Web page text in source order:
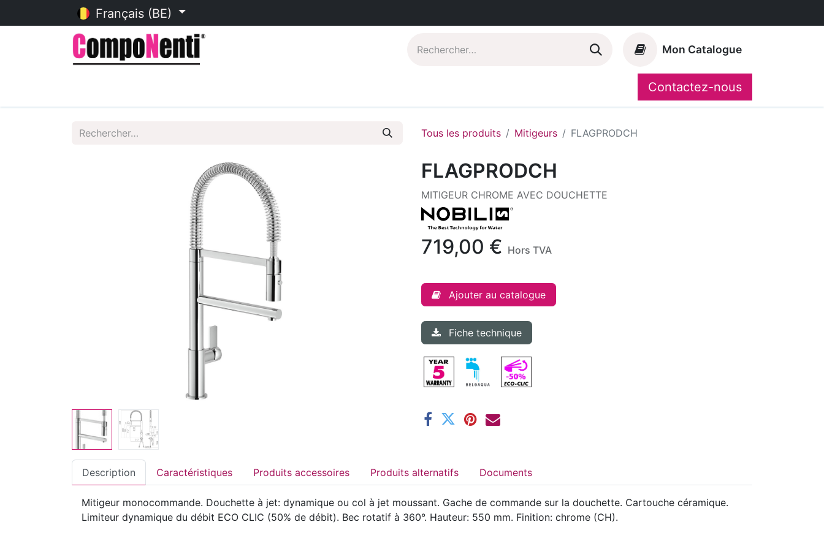
Français (BE)
Mon Catalogue
CompoShop
Contactez-nous
Tous les produits Mitigeurs FLAGPRODCH
FLAGPRODCH
MITIGEUR CHROME AVEC DOUCHETTE
719,00 € Hors TVA
Ajouter au catalogue
Fiche technique
Description Caractéristiques Produits accessoires Produits alternatifs Documents
Mitigeur monocommande. Douchette à jet: dynamique ou col à jet moussant. Gache de commande sur la douchette. Cartouche céramique.
Limiteur dynamique du débit ECO CLIC (50% de débit). Bec rotatif à 360°. Hauteur: 550 mm. Finition: chrome (CH).